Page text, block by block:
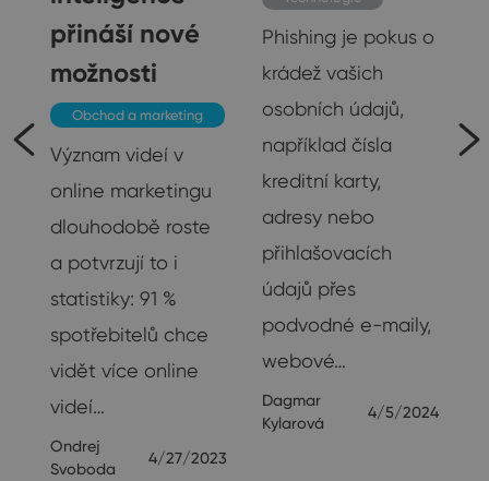
přináší nové
možnosti
Obchod a marketing
Význam videí v
online marketingu
dlouhodobě roste
a potvrzují to i
statistiky: 91 %
spotřebitelů chce
vidět více online
videí…
Ondrej
Svoboda
4/27/2023
Phishing je pokus o
krádež vašich
osobních údajů,
například čísla
kreditní karty,
adresy nebo
přihlašovacích
údajů přes
podvodné e-maily,
webové…
Dagmar
Kylarová
4/5/2024